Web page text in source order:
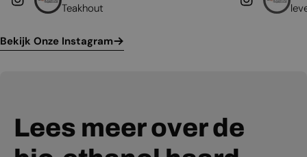
Bekijk Onze Instagram
Lees meer over de